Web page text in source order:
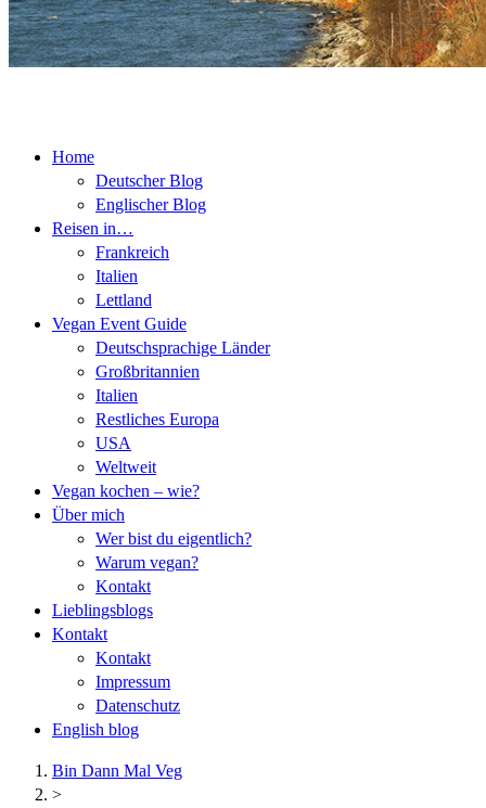
Home
Deutscher Blog
Englischer Blog
Reisen in…
Frankreich
Italien
Lettland
Vegan Event Guide
Deutschsprachige Länder
Großbritannien
Italien
Restliches Europa
USA
Weltweit
Vegan kochen – wie?
Über mich
Wer bist du eigentlich?
Warum vegan?
Kontakt
Lieblingsblogs
Kontakt
Kontakt
Impressum
Datenschutz
English blog
Bin Dann Mal Veg
>